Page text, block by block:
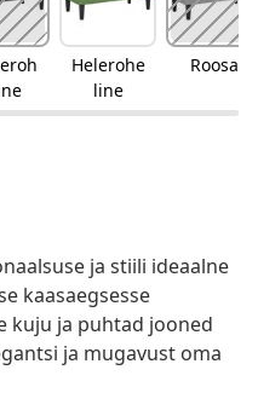
Helerohe
line
Roosa
ja stiili ideaalne
kaasaegsesse
kuju ja puhtad jooned
ja mugavust oma